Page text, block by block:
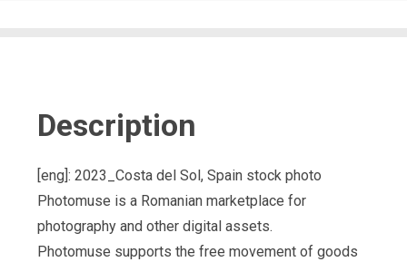
Description
[eng]: 2023_Costa del Sol, Spain stock photo
Photomuse is a Romanian marketplace for
photography and other digital assets.
Photomuse supports the free movement of goods